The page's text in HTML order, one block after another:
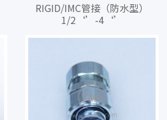
RIGID/IMC管接（防水型）
1/2‘’-4‘’